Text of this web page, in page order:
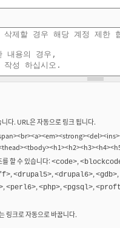
다. URL은 자동으로 링크 됩니다.
할 수 있습니다: <code>,
, <drupal5>, <drupal6>, <gdb>,
, <perl6>, <php>, <pgsql>,
링크로 자동으로 바꿉니다.